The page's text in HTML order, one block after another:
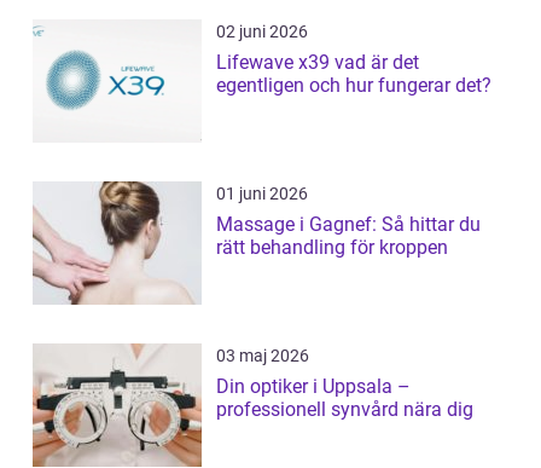
02 juni 2026
Lifewave x39 vad är det
egentligen och hur fungerar det?
01 juni 2026
Massage i Gagnef: Så hittar du
rätt behandling för kroppen
03 maj 2026
Din optiker i Uppsala –
professionell synvård nära dig